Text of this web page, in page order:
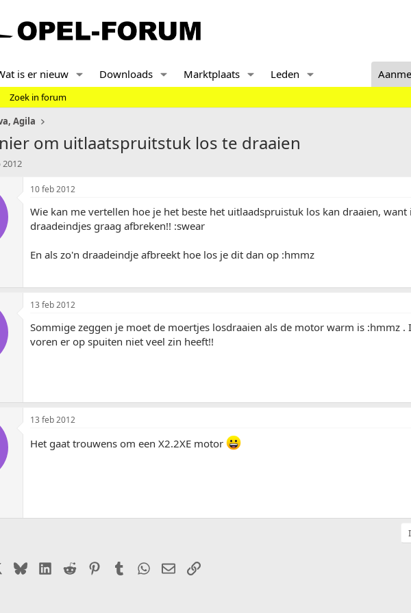
is er nieuw Downloads Marktplaats Leden
Zoek in forum
Agila
om uitlaatspruitstuk los te draaien
2012
10 feb 2012
Wie kan me vertellen hoe je het beste het uitlaadspruistuk los kan draaien,
draadeindjes graag afbreken!! :swear
En als zo'n draadeindje afbreekt hoe los je dit dan op :hmmz
13 feb 2012
Sommige zeggen je moet de moertjes losdraaien als de motor warm is :hmmz .
voren er op spuiten niet veel zin heeft!!
13 feb 2012
Het gaat trouwens om een X2.2XE motor
X (Twitter)
BlueskyLinkedIn
Reddit PinterestTumblr WhatsApp
E-mailLink